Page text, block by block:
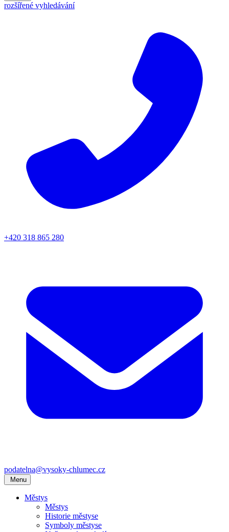
rozšířené vyhledávání
+420 318 865 280
podatelna@vysoky-chlumec.cz
Menu
Městys
Městys
Historie městyse
Symboly městyse